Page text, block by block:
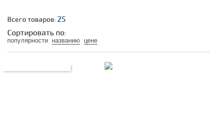
Всего товаров:25
Сортировать по:
популярности названию цене